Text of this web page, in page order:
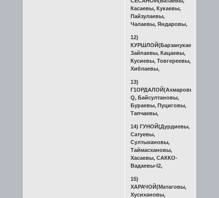
Касаевы, Кукаевы,
Пайзулаевы,
Чалаевы, Яндаровы,
12)
КУРШЛОЙ(Барзанукаевы,
Зайпаевы, Кацаевы,
Кусиевы, Товгереевы,
Хиблаевы,
13)
Г1ОРДАЛОЙ(Ахмаровы-
Q, Байсултановы,
Бураевы, Пуциговы,
Тапчаевы,
14) ГУНОЙ(Дурдиевы,
Сатуевы,
Султыхановы,
Таймасхановы,
Хасаевы, САККО-
Вадаевы-I2,
15)
ХАРАЧОЙ(Матаговы,
Хусихановы,